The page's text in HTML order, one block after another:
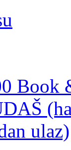
Book
ulaz)